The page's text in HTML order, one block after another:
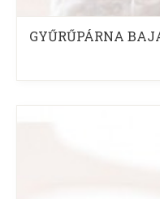
GYŰRŰPÁRNA